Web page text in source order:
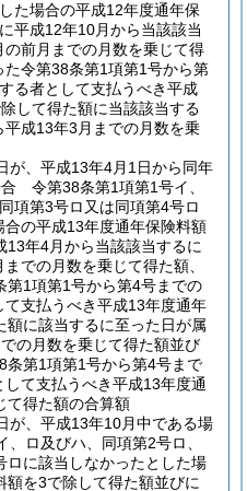
た場合の平成12年度通年保
平成12年10月から当該該当
前月までの月数を乗じて得
令第38条第1項第1号から第
る者として支払うべき平成
して得た額に当該該当する
成13年3月までの月数を乗
が、平成13年4月1日から同年
令第38条第1項第1号イ、
項第3号ロ又は同項第4号ロ
の平成13年度通年保険料額
13年4月から当該該当するに
での月数を乗じて得た額、
第1項第1号から第4号までの
支払うべき平成13年度通年
に該当するに至った日が属
の月数を乗じて得た額並び
条第1項第1号から第4号まで
て支払うべき平成13年度通
て得た額の合算額
が、平成13年10月中である場
ロ及びハ、同項第2号ロ、
ロに該当しなかったとした場
を3で除して得た額並びに